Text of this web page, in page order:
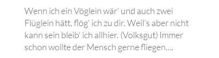
Wenn ich ein Vöglein wär‘ und auch zwei
Flüglein hätt, flög‘ ich zu dir. Weil’s aber nicht
kann sein bleib‘ ich allhier. (Volksgut) Immer
schon wollte der Mensch gerne fliegen….